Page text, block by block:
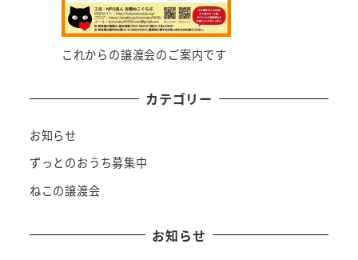
これからの譲渡会のご案内です
カテゴリー
お知らせ
ずっとのおうち募集中
ねこの譲渡会
お知らせ